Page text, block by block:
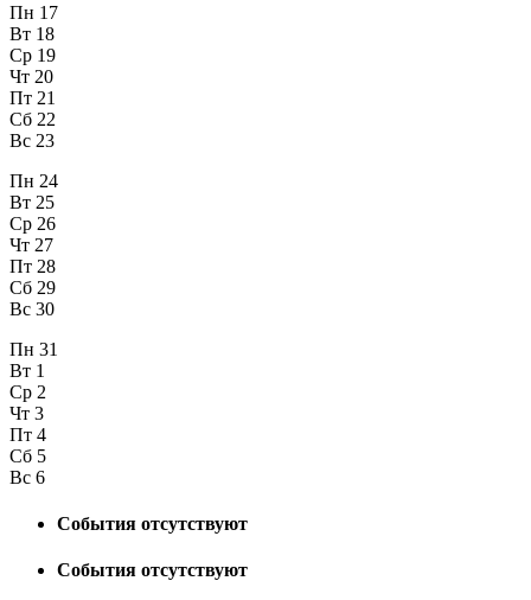
Пн 17
Вт 18
Ср 19
Чт 20
Пт 21
Сб 22
Вс 23
Пн 24
Вт 25
Ср 26
Чт 27
Пт 28
Сб 29
Вс 30
Пн 31
Вт 1
Ср 2
Чт 3
Пт 4
Сб 5
Вс 6
События отсутствуют
События отсутствуют